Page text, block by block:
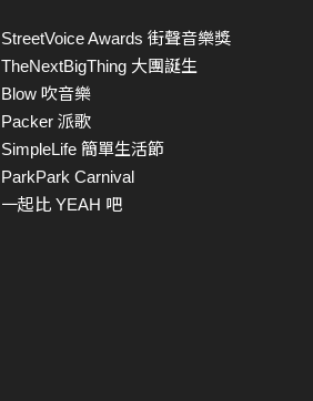
StreetVoice Awards 街聲音樂獎
TheNextBigThing 大團誕生
Blow 吹音樂
Packer 派歌
SimpleLife 簡單生活節
ParkPark Carnival
一起比 YEAH 吧